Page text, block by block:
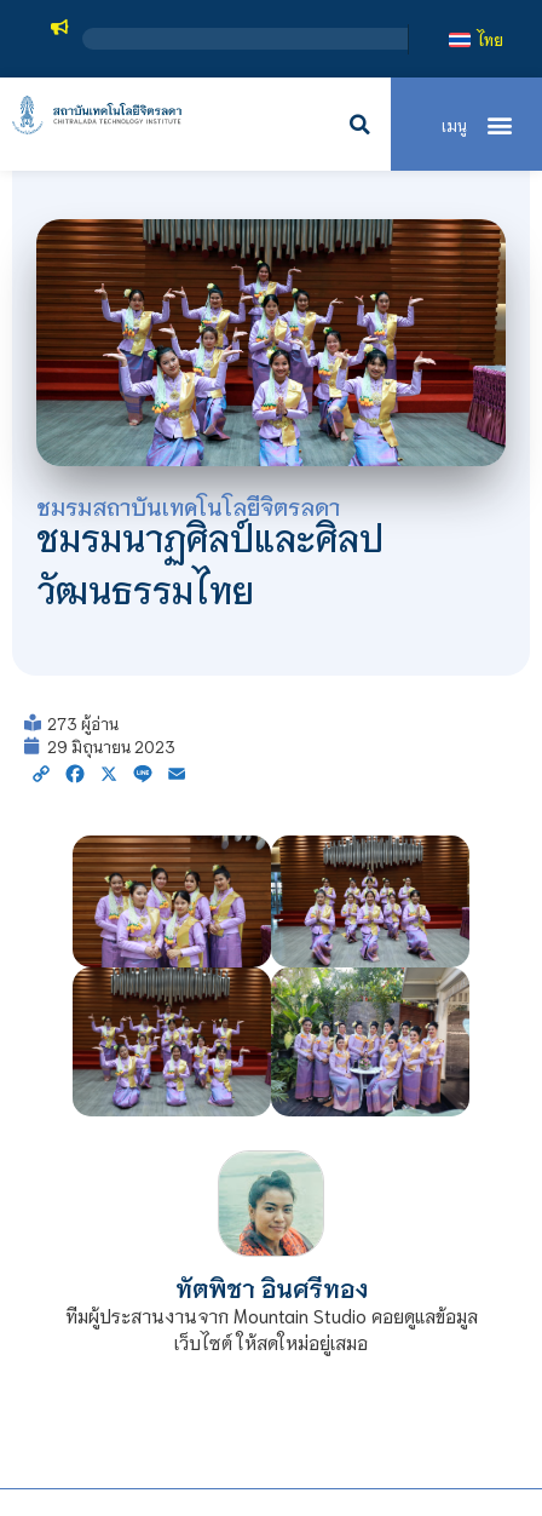
สถาบันเ
ไทย
ชมรมสถาบันเทคโนโลยีจิตรลดา
ชมรมนาฏศิลป์และศิลป
วัฒนธรรมไทย
273 ผู้อ่าน
29 มิถุนายน 2023
Copy Facebook
X Line
ทัตพิชา อินศรีทอง
ทีมผู้ประสานงานจาก Mountain Studio คอยดูแลข้อมูล
เว็บไซต์ ให้สดใหม่อยู่เสมอ